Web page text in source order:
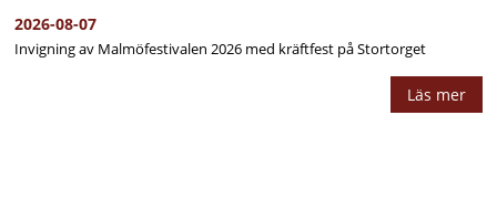
2026-08-07
Invigning av Malmöfestivalen 2026 med kräftfest på Stortorget
Läs mer